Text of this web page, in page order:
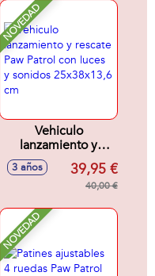
NOVEDAD
Vehiculo
lanzamiento y
rescate Paw Patrol
con luces y sonidos
25x38x13,6 cm
3 años 39,95 €
40,00 €
NOVEDAD